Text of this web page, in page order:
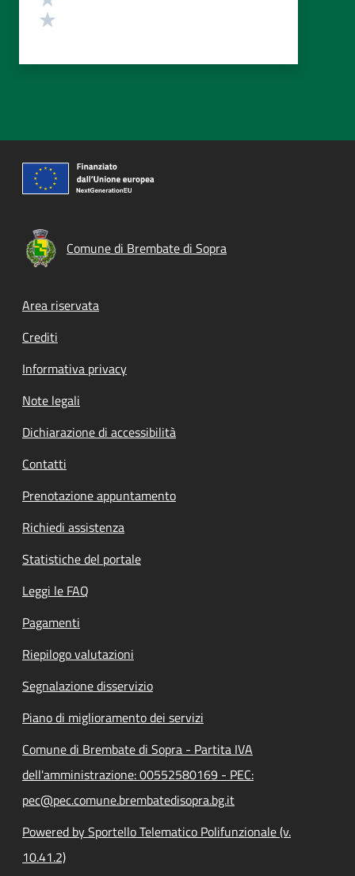
Comune di Brembate di Sopra
Footer menu
Area riservata
Crediti
Informativa privacy
Note legali
Dichiarazione di accessibilità
Contatti
Prenotazione appuntamento
Richiedi assistenza
Statistiche del portale
Leggi le FAQ
Pagamenti
Riepilogo valutazioni
Segnalazione disservizio
Piano di miglioramento dei servizi
Comune di Brembate di Sopra - Partita IVA
dell'amministrazione: 00552580169 - PEC:
pec@pec.comune.brembatedisopra.bg.it
Powered by Sportello Telematico Polifunzionale (v.
10.41.2)